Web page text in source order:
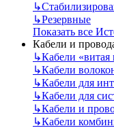
↳
↳Резервные
Показать все
Кабели и
↳Кабели
↳Кабели
↳Кабели для
↳Кабели для
↳Кабели и
↳Кабели